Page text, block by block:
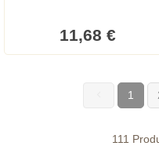
11,68 €
1
111